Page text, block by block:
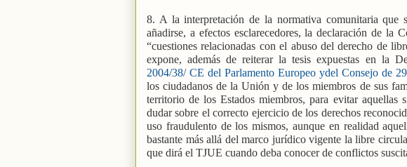
8. A la interpretación de la normativa comunitaria que
añadirse, a efectos esclarecedores, la declaración de la
“cuestiones relacionadas con el abuso del derecho de
expone, además de reiterar la tesis expuestas en la
2004/38/ CE del Parlamento Europeo ydel Consejo de
los ciudadanos de la Unión y de los miembros de sus
territorio de los Estados miembros, para evitar aquellas
dudar sobre el correcto ejercicio de los derechos
uso fraudulento de los mismos, aunque en realidad
bastante más allá del marco jurídico vigente la libre
que dirá el TJUE cuando deba conocer de conflictos